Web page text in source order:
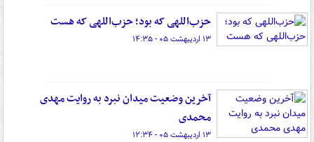
حزب‌اللهی که بود؛ حزب‌اللهی که هست
۱۳ اردیبهشت ۰۵ - ۱۴:۳۵
آخرین وضعیت میدان نبرد به روایت مهدی
محمدی
۱۳ اردیبهشت ۰۵ - ۱۲:۳۴